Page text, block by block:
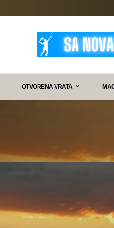
OTVORENA VRATA